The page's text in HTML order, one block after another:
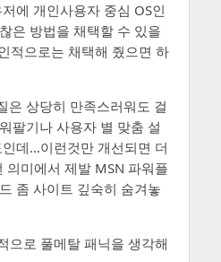
에 개인사용자 중심 OS인
은 방법을 채택할 수 있을
적으로는 채택해 줬으면 하
은 상당히 만족스러워도 걸
팔기나 사용자 별 맞춤 설
데…이런것만 개선되면 더
의미에서 제발 MSN 파워플
좀 사이트 깊숙히 숨겨놓
으로 풀메탈 패닉을 생각해